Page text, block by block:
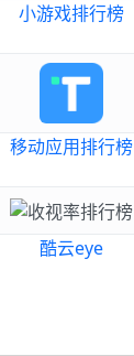
小游戏排行榜
移动应用排行榜
酷云eye